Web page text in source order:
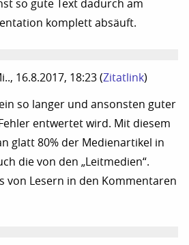
so gute Text dadurch am
komplett absäuft.
16.8.2017, 18:23 (Zitatlink)
so langer und ansonsten guter
entwertet wird. Mit diesem
glatt 80% der Medienartikel in
die von den „Leitmedien“.
von Lesern in den Kommentaren